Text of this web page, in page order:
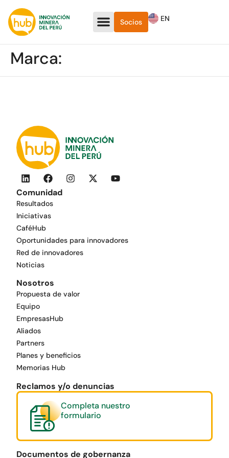
Socios EN
Marca:
Comunidad
Resultados
Iniciativas
CaféHub
Oportunidades para innovadores
Red de innovadores
Noticias
Nosotros
Propuesta de valor
Equipo
EmpresasHub
Aliados
Partners
Planes y beneficios
Memorias Hub
Reclamos y/o denuncias
Completa nuestro
formulario
Documentos de gobernanza